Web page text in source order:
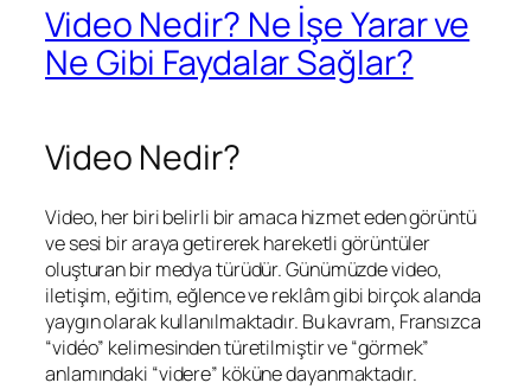
Video Nedir? Ne İşe Yarar ve
Ne Gibi Faydalar Sağlar?
Video Nedir?
Video, her biri belirli bir amaca hizmet eden görüntü
ve sesi bir araya getirerek hareketli görüntüler
oluşturan bir medya türüdür. Günümüzde video,
iletişim, eğitim, eğlence ve reklâm gibi birçok alanda
yaygın olarak kullanılmaktadır. Bu kavram, Fransızca
“vidéo” kelimesinden türetilmiştir ve “görmek”
anlamındaki “videre” köküne dayanmaktadır.